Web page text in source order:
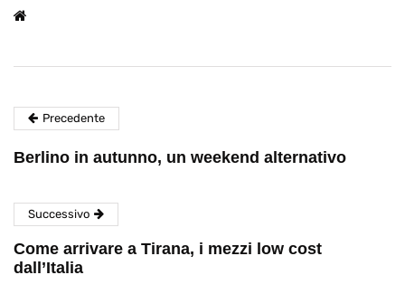
Precedente
Berlino in autunno, un weekend alternativo
Successivo
Come arrivare a Tirana, i mezzi low cost
dall’Italia